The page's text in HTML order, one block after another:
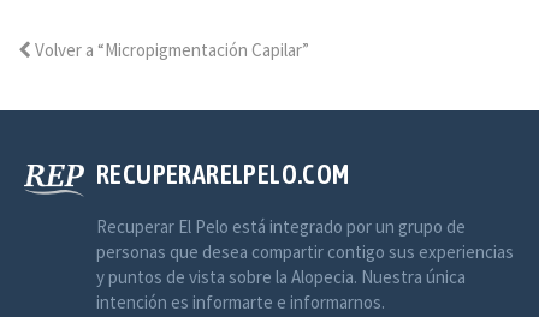
Volver a “Micropigmentación Capilar”
RECUPERARELPELO.COM
Recuperar El Pelo está integrado por un grupo de
personas que desea compartir contigo sus experiencias
y puntos de vista sobre la Alopecia. Nuestra única
intención es informarte e informarnos.